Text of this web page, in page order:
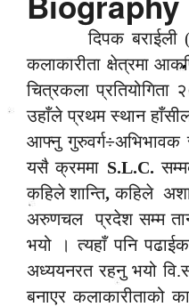
दिपक
कलाकारीता क्षेत्रमा
चित्रकला प्रतियोगिता
उहाँले प्रथम स्थान
आफ्नु गुरुवर्ग÷अभिभावक
यसै क्रममा S.L.C.
कहिले शान्ति,कहिले
अरुणचल प्रदेश सम्म
भयो । त्यहाँ पनि
अध्ययनरत रहनु भयो
बनाएर